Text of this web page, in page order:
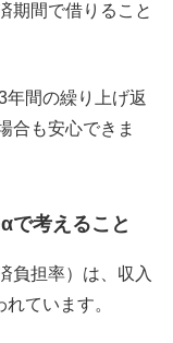
期間で借りること
年間の繰り上げ返
合も安心できま
で考えること
負担率）は、収入
ています。